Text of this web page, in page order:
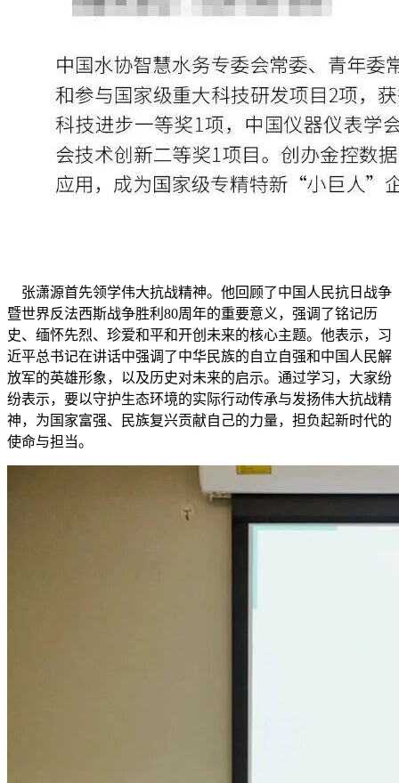
张潇源首先领学伟大抗战精神。他回顾了中国人民抗日战争
暨世界反法西斯战争胜利80周年的重要意义，强调了铭记历
史、缅怀先烈、珍爱和平和开创未来的核心主题。他表示，习
近平总书记在讲话中强调了中华民族的自立自强和中国人民解
放军的英雄形象，以及历史对未来的启示。通过学习，大家纷
纷表示，要以守护生态环境的实际行动传承与发扬伟大抗战精
神，为国家富强、民族复兴贡献自己的力量，担负起新时代的
使命与担当。